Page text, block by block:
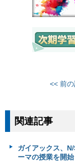
<< 前
関連記事
ガイアックス、
ーマの授業を開